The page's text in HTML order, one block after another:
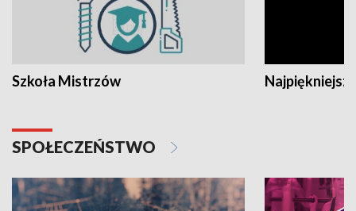
Szkoła Mistrzów
SPOŁECZEŃSTWO